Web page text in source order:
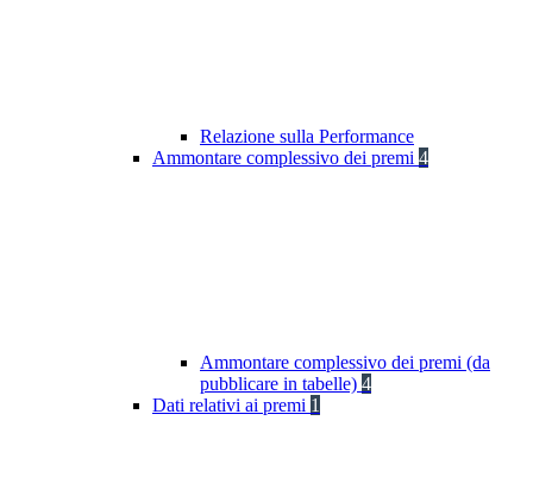
Relazione sulla Performance
Ammontare complessivo dei premi 4
Ammontare complessivo dei premi (da
pubblicare in tabelle) 4
Dati relativi ai premi 1